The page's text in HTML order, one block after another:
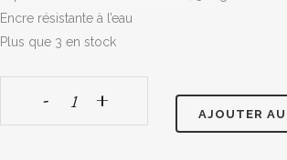
Encre résistante à l’eau
Plus que 3 en stock
AJOUTER AU